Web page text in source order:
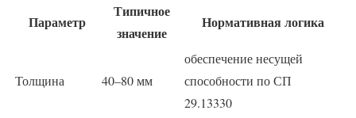
Параметр
Типичное
значение
Нормативная логика
Толщина 40–80 мм
обеспечение несущей
способности по СП
29.13330